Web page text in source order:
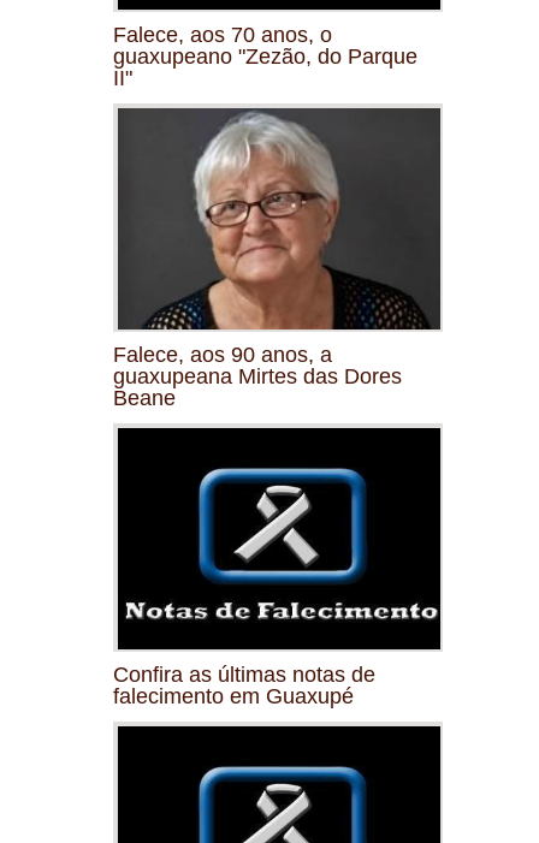
Falece, aos 70 anos, o
guaxupeano "Zezão, do Parque
II"
Falece, aos 90 anos, a
guaxupeana Mirtes das Dores
Beane
Confira as últimas notas de
falecimento em Guaxupé